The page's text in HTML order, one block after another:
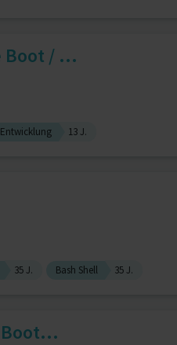
Boot / ...
13 J.
35 J. Bash Shell 35 J.